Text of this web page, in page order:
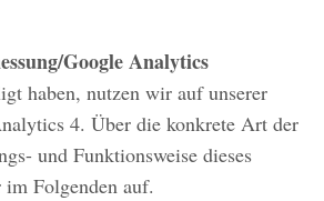
Google Analytics
haben, nutzen wir auf unserer
4. Über die konkrete Art der
und Funktionsweise dieses
Folgenden auf.